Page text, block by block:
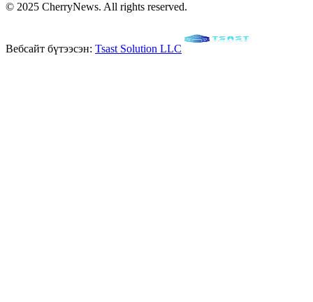
© 2025 CherryNews. All rights reserved.
Вебсайт бүтээсэн: Tsast Solution LLC